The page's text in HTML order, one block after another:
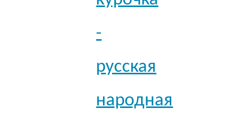
-
русская
народная